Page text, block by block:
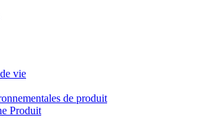
vie
de produit
Produit